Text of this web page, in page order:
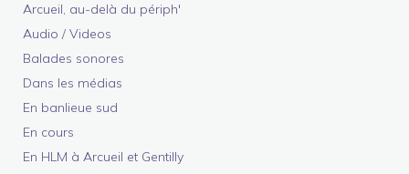
Arcueil, au-delà du périph'
Audio / Videos
Balades sonores
Dans les médias
En banlieue sud
En cours
En HLM à Arcueil et Gentilly